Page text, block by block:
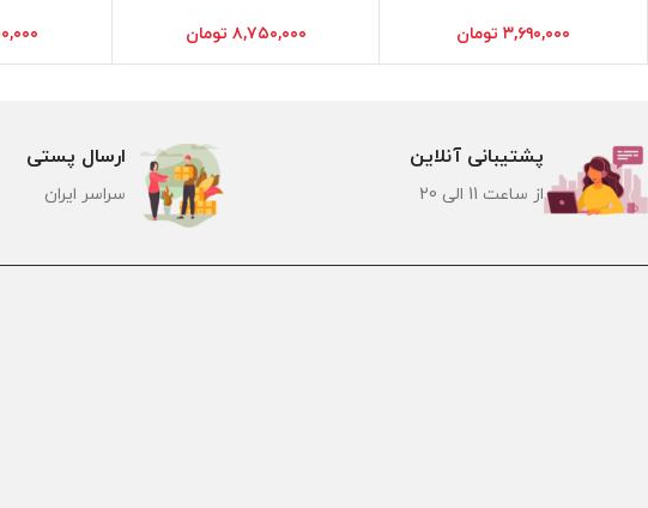
۳,۶۹۰,۰۰۰ تومان ۸,۷۵۰,۰۰۰ تومان
ارسال پستی
سراسر ایران
پشتیبانی آنلاین
از ساعت 11 الی 20